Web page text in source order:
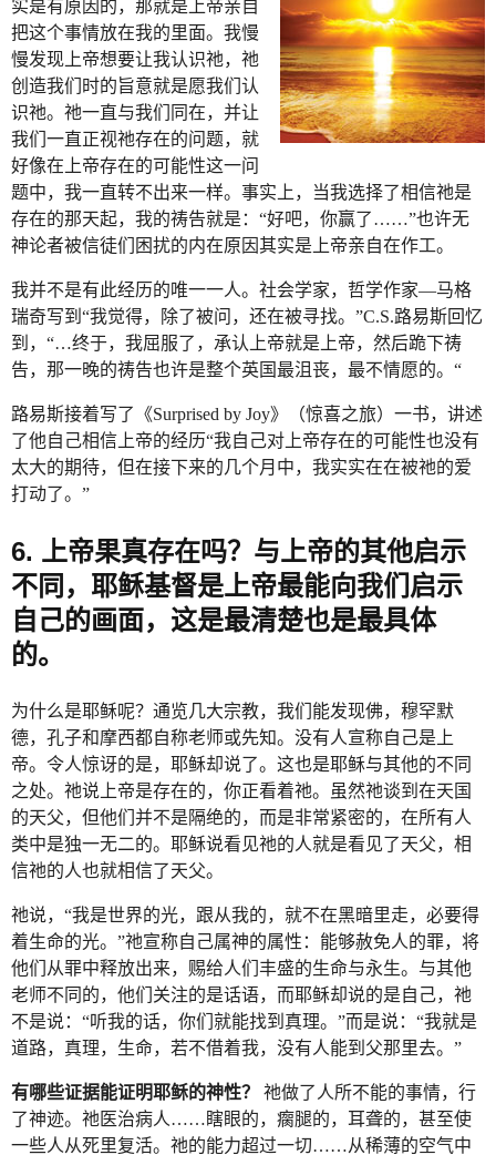
实是有原因的，那就是上帝亲自
把这个事情放在我的里面。我慢
慢发现上帝想要让我认识祂，祂
创造我们时的旨意就是愿我们认
识祂。祂一直与我们同在，并让
我们一直正视祂存在的问题，就
好像在上帝存在的可能性这一问
题中，我一直转不出来一样。事实上，当我选择了相信祂是
存在的那天起，我的祷告就是：“好吧，你赢了……”也许无
神论者被信徒们困扰的内在原因其实是上帝亲自在作工。
我并不是有此经历的唯一一人。社会学家，哲学作家—马格
瑞奇写到“我觉得，除了被问，还在被寻找。”C.S.路易斯回忆
到，“…终于，我屈服了，承认上帝就是上帝，然后跪下祷
告，那一晚的祷告也许是整个英国最沮丧，最不情愿的。“
路易斯接着写了《Surprised by Joy》（惊喜之旅）一书，讲述
了他自己相信上帝的经历“我自己对上帝存在的可能性也没有
太大的期待，但在接下来的几个月中，我实实在在被祂的爱
打动了。”
6. 上帝果真存在吗？与上帝的其他启示
不同，耶稣基督是上帝最能向我们启示
自己的画面，这是最清楚也是最具体
的。
为什么是耶稣呢？通览几大宗教，我们能发现佛，穆罕默
德，孔子和摩西都自称老师或先知。没有人宣称自己是上
帝。令人惊讶的是，耶稣却说了。这也是耶稣与其他的不同
之处。祂说上帝是存在的，你正看着祂。虽然祂谈到在天国
的天父，但他们并不是隔绝的，而是非常紧密的，在所有人
类中是独一无二的。耶稣说看见祂的人就是看见了天父，相
信祂的人也就相信了天父。
祂说，“我是世界的光，跟从我的，就不在黑暗里走，必要得
着生命的光。”祂宣称自己属神的属性：能够赦免人的罪，将
他们从罪中释放出来，赐给人们丰盛的生命与永生。与其他
老师不同的，他们关注的是话语，而耶稣却说的是自己，祂
不是说：“听我的话，你们就能找到真理。”而是说：“我就是
道路，真理，生命，若不借着我，没有人能到父那里去。”
有哪些证据能证明耶稣的神性？
祂做了人所不能的事情，行
了神迹。祂医治病人……瞎眼的，瘸腿的，耳聋的，甚至使
一些人从死里复活。祂的能力超过一切……从稀薄的空气中